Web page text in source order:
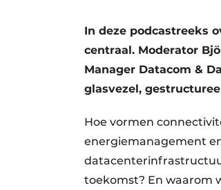
In deze podcastreeks
centraal. Moderator
Manager Datacom &
glasvezel,
Hoe vormen
energiemanagement
toekomst? En waarom